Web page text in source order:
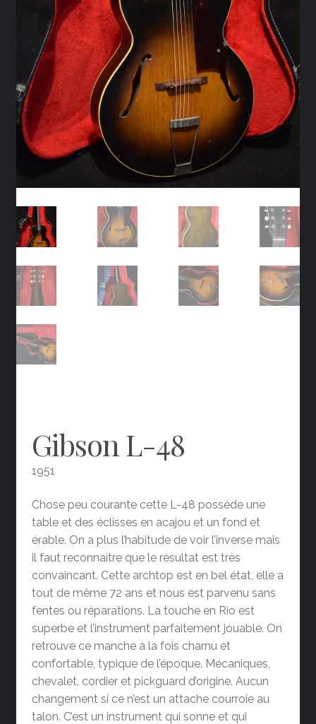
Gibson L-48
1951
Chose peu courante cette L-48 possède une
table et des éclisses en acajou et un fond et
érable. On a plus l’habitude de voir l’inverse mais
il faut reconnaitre que le résultat est très
convaincant. Cette archtop est en bel état, elle a
tout de même 72 ans et nous est parvenu sans
fentes ou réparations. La touche en Rio est
superbe et l’instrument parfaitement jouable. On
retrouve ce manche à la fois charnu et
confortable, typique de l’époque. Mécaniques,
chevalet, cordier et pickguard d’origine. Aucun
changement si ce n’est un attache courroie au
talon. C’est un instrument qui sonne et qui